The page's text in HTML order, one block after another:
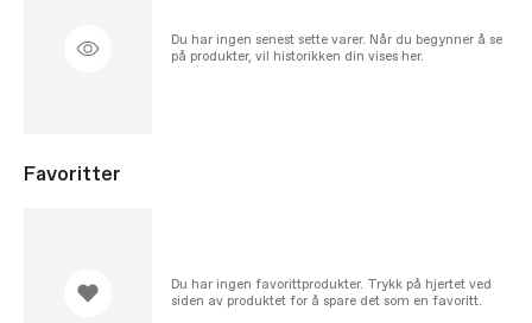
Du har ingen senest sette varer. Når du begynner å se
på produkter, vil historikken din vises her.
Favoritter
Du har ingen favorittprodukter. Trykk på hjertet ved
siden av produktet for å spare det som en favoritt.